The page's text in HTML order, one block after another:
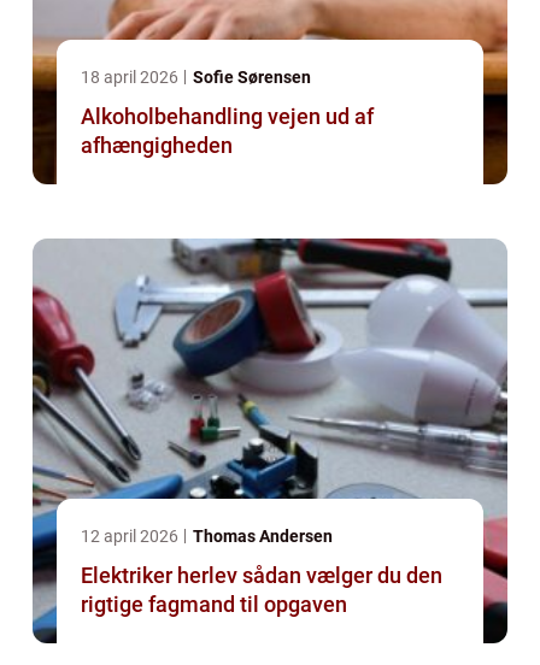
18 april 2026 Sofie Sørensen
Alkoholbehandling vejen ud af
afhængigheden
12 april 2026 Thomas Andersen
Elektriker herlev sådan vælger du den
rigtige fagmand til opgaven